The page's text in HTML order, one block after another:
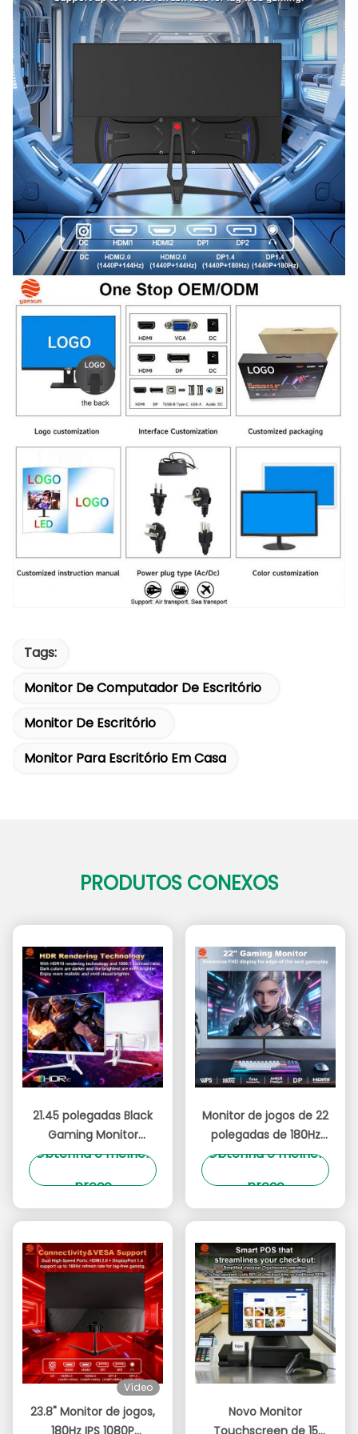
Tags:
Monitor De Computador De Escritório
Monitor De Escritório
Monitor Para Escritório Em Casa
PRODUTOS CONEXOS
21.45 polegadas Black
Gaming Monitor
Resolução QHD/UHD
de computador com
para jogos imersivos,
trabalho de escritório
e entretenimento
multimídia
Obtenha o melhor
preço
Monitor de jogos de 22
polegadas de 180Hz
Preto, alta resolução
PC/Console Gaming,
Obtenha o melhor
preço
Vídeo
23.8" Monitor de jogos,
Novo Monitor